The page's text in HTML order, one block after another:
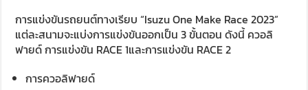
การแข่งขันรถยนต์ทางเรียบ “Isuzu One Make Race 2023”
แต่ละสนามจะแบ่งการแข่งขันออกเป็น 3 ขั้นตอน ดังนี้ ควอลิ
ฟายด์ การแข่งขัน RACE 1และการแข่งขัน RACE 2
การควอลิฟายด์